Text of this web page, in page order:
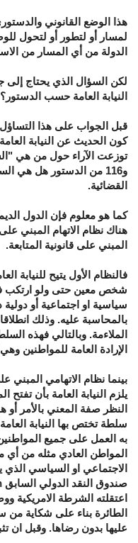
هذا الوضع القانوني
لمسار أو لتطور أو لتحول
الدولة من أي المسار من
لكن السؤال الذي يحتاج إلى
النيابة العامة حسب الدستور؟
قبل الجواب على هذا
كون الحديث عن النيابة
و116 من الدستور هل هي
القضائية.
كما هو معلوم فإن الدول
هناك نظام الاتهام المبني
المبني على قانونية المتابعة.
فالنظام الأول يتيح للنيابة
شخص معين حتى ولو ارتكب
سياسية او اجتماعية أو
بالمحاسبة عليه. وذلك
الملاءمة. وبالتالي فهذه
الإرادة العامة للمواطنين
بينما نظام الاتهامي المبني
يلزم النيابة العامة بأن
النظر صفة المعني بالأمر أو
سلطة تختص بها النيابة
به العمل على جميع
المواطن العادي مثله من
الاجتماعي او السياسي
اعتقلته الشرطة الامريكية
الطائرة بناء على شكاية من
عليها بدون رضاها. وقبل ان